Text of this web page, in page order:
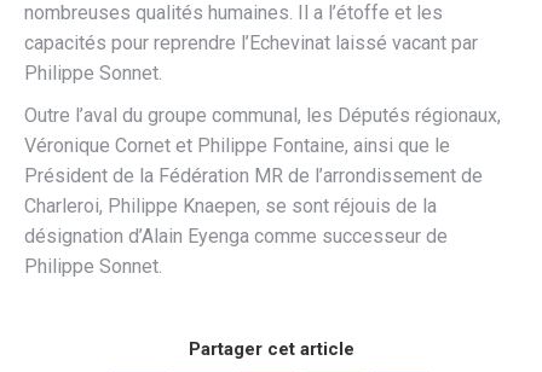
nombreuses qualités humaines. Il a l’étoffe et les
capacités pour reprendre l’Echevinat laissé vacant par
Philippe Sonnet.
Outre l’aval du groupe communal, les Députés régionaux,
Véronique Cornet et Philippe Fontaine, ainsi que le
Président de la Fédération MR de l’arrondissement de
Charleroi, Philippe Knaepen, se sont réjouis de la
désignation d’Alain Eyenga comme successeur de
Philippe Sonnet.
Partager cet article